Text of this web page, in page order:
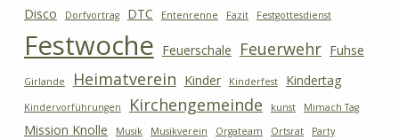
Disco Dorfvortrag DTC Entenrenne Fazit Festgottesdienst
Festwoche Feuerschale Feuerwehr Fuhse
Girlande Heimatverein Kinder Kinderfest Kindertag
Kindervorführungen Kirchengemeinde kunst Mimach Tag
Mission Knolle Musik Musikverein Orgateam Ortsrat
Party